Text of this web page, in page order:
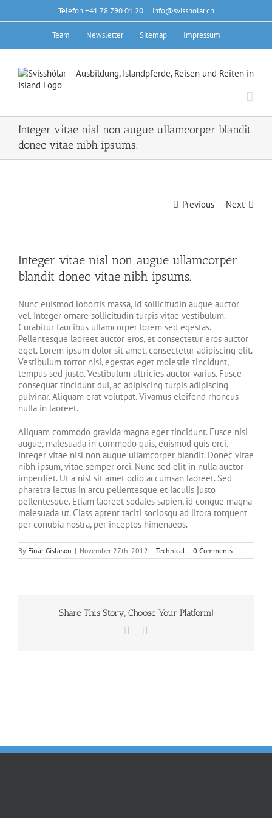
Telefon +41 78 790 01 20 | info@svissholar.ch
Team Newsletter Sitemap Impressum
Integer vitae nisl non augue ullamcorper blandit
donec vitae nibh ipsums.
Previous Next
Integer vitae nisl non augue ullamcorper
blandit donec vitae nibh ipsums.
Nunc euismod lobortis massa, id sollicitudin augue auctor
vel. Integer ornare sollicitudin turpis vitae vestibulum.
Curabitur faucibus ullamcorper lorem sed egestas.
Pellentesque laoreet auctor eros, et consectetur eros auctor
eget. Lorem ipsum dolor sit amet, consectetur adipiscing elit.
Vestibulum tortor nisi, egestas eget molestie tincidunt,
tempus sed justo. Vestibulum ultricies auctor varius. Fusce
consequat tincidunt dui, ac adipiscing turpis adipiscing
pulvinar. Aliquam erat volutpat. Vivamus eleifend rhoncus
nulla in laoreet.
Aliquam commodo gravida magna eget tincidunt. Fusce nisi
augue, malesuada in commodo quis, euismod quis orci.
Integer vitae nisl non augue ullamcorper blandit. Donec vitae
nibh ipsum, vitae semper orci. Nunc sed elit in nulla auctor
imperdiet. Ut a nisl sit amet odio accumsan laoreet. Sed
pharetra lectus in arcu pellentesque et iaculis justo
pellentesque. Etiam laoreet sodales sapien, id congue magna
malesuada ut. Class aptent taciti sociosqu ad litora torquent
per conubia nostra, per inceptos himenaeos.
By Einar Gislason | November 27th, 2012 | Technical | 0 Comments
Share This Story, Choose Your Platform!
Facebook